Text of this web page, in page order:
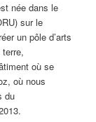
née dans le
sur le
un pôle d’arts
où se
où nous
du